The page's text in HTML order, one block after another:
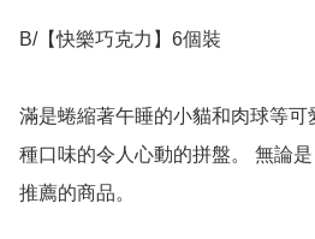
B/【快樂巧克力】6個裝
滿是蜷縮著午睡的小貓和肉球等可
種口味的令人心動的拼盤。 無論
推薦的商品。